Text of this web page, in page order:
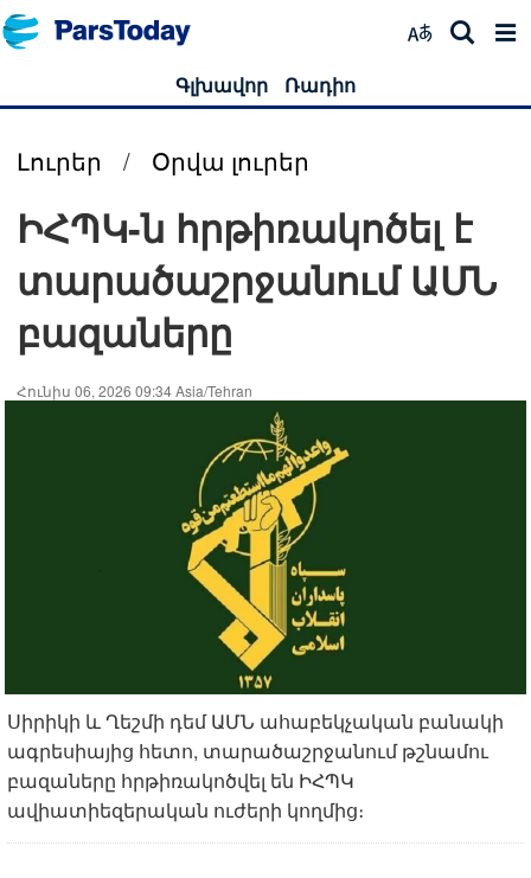
Գլխավոր Ռադիո
Լուրեր / Օրվա լուրեր
ԻՀՊԿ-ն հրթիռակոծել է
տարածաշրջանում ԱՄՆ
բազաները
Հունիս 06, 2026 09:34 Asia/Tehran
Սիրիկի և Ղեշմի դեմ ԱՄՆ ահաբեկչական բանակի
ագրեսիայից հետո, տարածաշրջանում թշնամու
բազաները հրթիռակոծվել են ԻՀՊԿ
ավիատիեզերական ուժերի կողմից։